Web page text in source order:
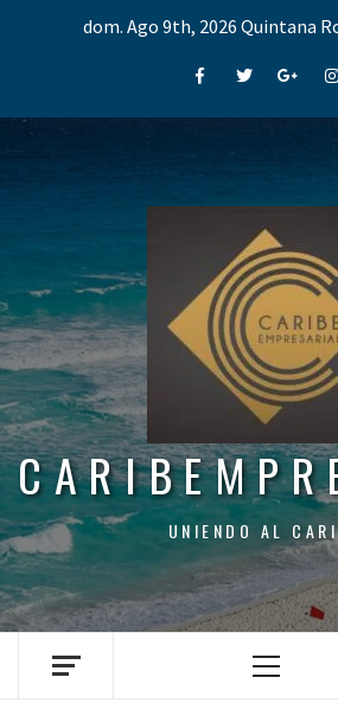
dom. Ago 9th, 2026 Quintana
FacebookTwitterGoogle+
UNIENDO AL
Menu